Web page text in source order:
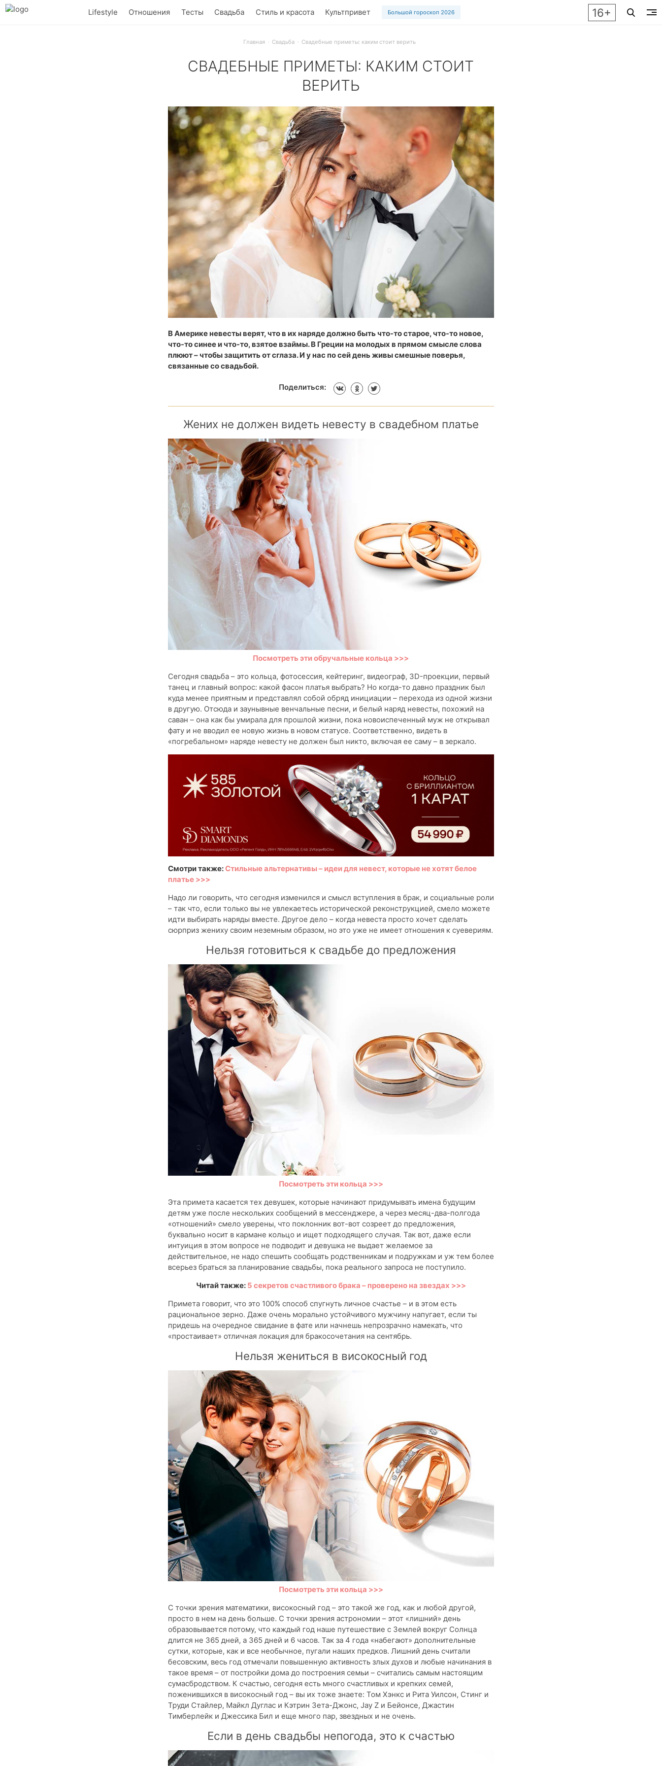
Lifestyle Отношения Тесты Свадьба Стиль и красота Культпривет Большой гороскоп 2026 16+
Главная Свадьба Свадебные приметы: каким стоит верить
СВАДЕБНЫЕ ПРИМЕТЫ: КАКИМ СТОИТ
ВЕРИТЬ
Что значит дождь в день свадьбы, можно ли жениться в високосный год и почему жених не должен видеть невесту в платье до
В Америке невесты верят, что в их наряде должно быть что-то старое, что-то новое,
что-то синее и что-то, взятое взаймы. В Греции на молодых в прямом смысле слова
плюют – чтобы защитить от сглаза. И у нас по сей день живы смешные поверья,
связанные со свадьбой.
Поделиться:
Жених не должен видеть невесту в свадебном платье
Посмотреть эти обручальные кольца >>>
Сегодня свадьба – это кольца, фотосессия, кейтеринг, видеограф, 3D-проекции, первый
танец и главный вопрос: какой фасон платья выбрать? Но когда-то давно праздник был
куда менее приятным и представлял собой обряд инициации – перехода из одной жизни
в другую. Отсюда и заунывные венчальные песни, и белый наряд невесты, похожий на
саван – она как бы умирала для прошлой жизни, пока новоиспеченный муж не открывал
фату и не вводил ее новую жизнь в новом статусе. Соответственно, видеть в
«погребальном» наряде невесту не должен был никто, включая ее саму – в зеркало.
Смотри также:Стильные альтернативы – идеи для невест, которые не хотят белое
платье >>>
Надо ли говорить, что сегодня изменился и смысл вступления в брак, и социальные роли
– так что, если только вы не увлекаетесь исторической реконструкцией, смело можете
идти выбирать наряды вместе. Другое дело – когда невеста просто хочет сделать
сюрприз жениху своим неземным образом, но это уже не имеет отношения к суевериям.
Нельзя готовиться к свадьбе до предложения
Посмотреть эти кольца >>>
Эта примета касается тех девушек, которые начинают придумывать имена будущим
детям уже после нескольких сообщений в мессенджере, а через месяц-два-полгода
«отношений» смело уверены, что поклонник вот-вот созреет до предложения,
буквально носит в кармане кольцо и ищет подходящего случая. Так вот, даже если
интуиция в этом вопросе не подводит и девушка не выдает желаемое за
действительное, не надо спешить сообщать родственникам и подружкам и уж тем более
всерьез браться за планирование свадьбы, пока реального запроса не поступило.
Читай также: 5 секретов счастливого брака – проверено на звездах >>>
Примета говорит, что это 100% способ спугнуть личное счастье – и в этом есть
рациональное зерно. Даже очень морально устойчивого мужчину напугает, если ты
придешь на очередное свидание в фате или начнешь непрозрачно намекать, что
«простаивает» отличная локация для бракосочетания на сентябрь.
Нельзя жениться в високосный год
Посмотреть эти кольца >>>
С точки зрения математики, високосный год – это такой же год, как и любой другой,
просто в нем на день больше. С точки зрения астрономии – этот «лишний» день
образовывается потому, что каждый год наше путешествие с Землей вокруг Солнца
длится не 365 дней, а 365 дней и 6 часов. Так за 4 года «набегают» дополнительные
сутки, которые, как и все необычное, пугали наших предков. Лишний день считали
бесовским, весь год отмечали повышенную активность злых духов и любые начинания в
такое время – от постройки дома до построения семьи – считались самым настоящим
сумасбродством. К счастью, сегодня есть много счастливых и крепких семей,
поженившихся в високосный год – вы их тоже знаете: Том Хэнкс и Рита Уилсон, Стинг и
Труди Стайлер, Майкл Дуглас и Кэтрин Зета-Джонс, Jay Z и Бейонсе, Джастин
Тимберлейк и Джессика Бил и еще много пар, звездных и не очень.
Если в день свадьбы непогода, это к счастью